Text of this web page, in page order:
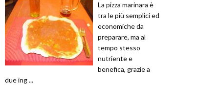
La pizza marinara è
tra le più semplici ed
economiche da
preparare, ma al
tempo stesso
nutriente e
benefica, grazie a
due ing ...